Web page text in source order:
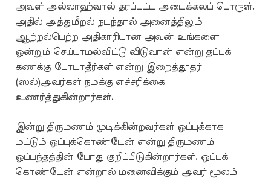
அவள் அல்லாஹ்வால் தரப்பட்ட அடைக்கலப் பொருள்.
அதில் அத்துமீறல் நடந்தால் அனைத்திலும்
ஆற்றல்பெற்ற அதிகாரியான அவன் உங்களை
ஒன்றும் செய்யாமல்விட்டு விடுவான் என்று தப்புக்
கணக்கு போடாதீர்கள் என்று இறைத்தூதர்
(ஸல்)அவர்கள் நமக்கு எச்சரிக்கை
உணர்த்துகின்றார்கள்.
இன்று திருமணம் முடிக்கின்றவர்கள் ஒப்புக்காக
மட்டும் ஒப்புக்கொண்டேன் என்று திருமணம்
ஒப்பந்தத்தின் போது குறிப்பிடுகின்றார்கள். ஒப்புக்
கொண்டேன் என்றால் மனைவிக்கும் அவர் மூலம்